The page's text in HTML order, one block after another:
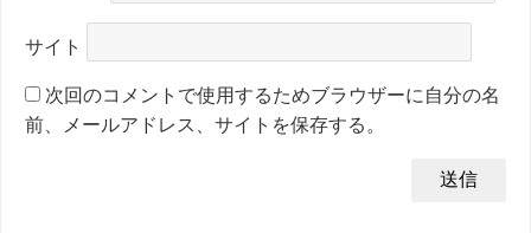
サイト
次回のコメントで使用するためブラウザーに自分の名
前、メールアドレス、サイトを保存する。